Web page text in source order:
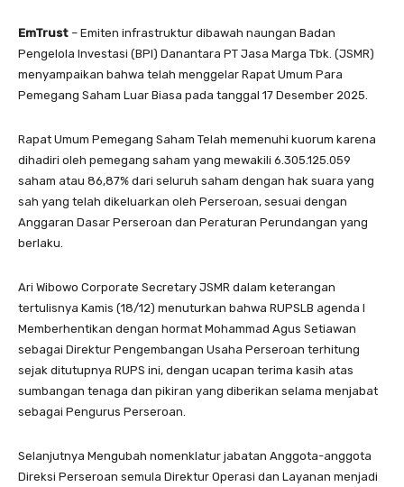
EmTrust – Emiten infrastruktur dibawah naungan Badan
Pengelola Investasi (BPI) Danantara PT Jasa Marga Tbk. (JSMR)
menyampaikan bahwa telah menggelar Rapat Umum Para
Pemegang Saham Luar Biasa pada tanggal 17 Desember 2025.
Rapat Umum Pemegang Saham Telah memenuhi kuorum karena
dihadiri oleh pemegang saham yang mewakili 6.305.125.059
saham atau 86,87% dari seluruh saham dengan hak suara yang
sah yang telah dikeluarkan oleh Perseroan, sesuai dengan
Anggaran Dasar Perseroan dan Peraturan Perundangan yang
berlaku.
Ari Wibowo Corporate Secretary JSMR dalam keterangan
tertulisnya Kamis (18/12) menuturkan bahwa RUPSLB agenda I
Memberhentikan dengan hormat Mohammad Agus Setiawan
sebagai Direktur Pengembangan Usaha Perseroan terhitung
sejak ditutupnya RUPS ini, dengan ucapan terima kasih atas
sumbangan tenaga dan pikiran yang diberikan selama menjabat
sebagai Pengurus Perseroan.
Selanjutnya Mengubah nomenklatur jabatan Anggota-anggota
Direksi Perseroan semula Direktur Operasi dan Layanan menjadi